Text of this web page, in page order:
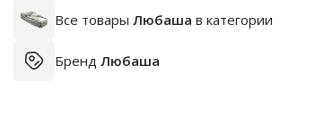
Все товары Любаша в категории
Бренд Любаша